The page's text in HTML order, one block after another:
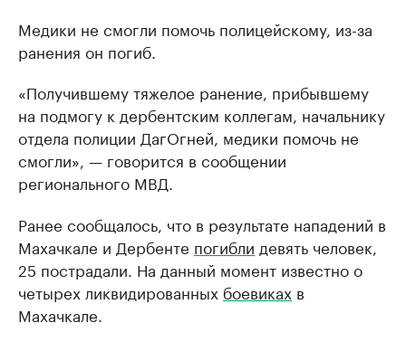
Медики не смогли помочь полицейскому, из-за
ранения он погиб.
«Получившему тяжелое ранение, прибывшему
на подмогу к дербентским коллегам, начальнику
отдела полиции ДагОгней, медики помочь не
смогли», — говорится в сообщении
регионального МВД.
Ранее сообщалось, что в результате нападений в
Махачкале и Дербенте погибли девять человек,
25 пострадали. На данный момент известно о
четырех ликвидированных боевиках в
Махачкале.